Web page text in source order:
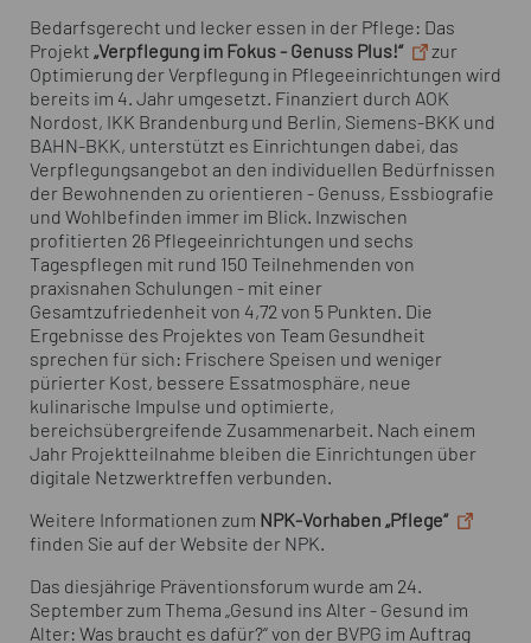
Bedarfsgerecht und lecker essen in der Pflege: Das
Projekt „Verpflegung im Fokus - Genuss Plus!“
zur
Optimierung der Verpflegung in Pflegeeinrichtungen wird
bereits im 4. Jahr umgesetzt. Finanziert durch AOK
Nordost, IKK Brandenburg und Berlin, Siemens-BKK und
BAHN-BKK, unterstützt es Einrichtungen dabei, das
Verpflegungsangebot an den individuellen Bedürfnissen
der Bewohnenden zu orientieren - Genuss, Essbiografie
und Wohlbefinden immer im Blick. Inzwischen
profitierten 26 Pflegeeinrichtungen und sechs
Tagespflegen mit rund 150 Teilnehmenden von
praxisnahen Schulungen - mit einer
Gesamtzufriedenheit von 4,72 von 5 Punkten. Die
Ergebnisse des Projektes von Team Gesundheit
sprechen für sich: Frischere Speisen und weniger
pürierter Kost, bessere Essatmosphäre, neue
kulinarische Impulse und optimierte,
bereichsübergreifende Zusammenarbeit. Nach einem
Jahr Projektteilnahme bleiben die Einrichtungen über
digitale Netzwerktreffen verbunden.
Weitere Informationen zum NPK-Vorhaben „Pflege“
finden Sie auf der Website der NPK.
Das diesjährige Präventionsforum wurde am 24.
September zum Thema „Gesund ins Alter - Gesund im
Alter: Was braucht es dafür?“ von der BVPG im Auftrag